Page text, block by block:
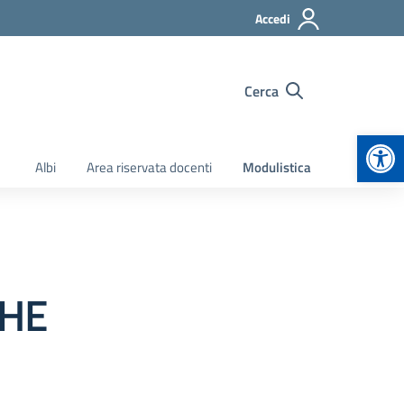
Accedi
Cerca
Albi Area riservata docenti Modulistica